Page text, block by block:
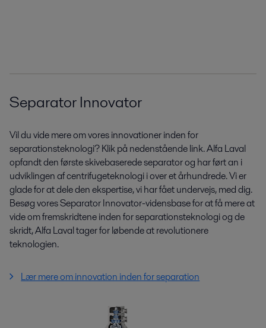
Separator Innovator
Vil du vide mere om vores innovationer inden for
separationsteknologi? Klik på nedenstående link. Alfa Laval
opfandt den første skivebaserede separator og har ført an i
udviklingen af centrifugeteknologi i over et århundrede. Vi er
glade for at dele den ekspertise, vi har fået undervejs, med dig.
Besøg vores Separator Innovator-vidensbase for at få mere at
vide om fremskridtene inden for separationsteknologi og de
skridt, Alfa Laval tager for løbende at revolutionere
teknologien.
Lær mere om innovation inden for separation